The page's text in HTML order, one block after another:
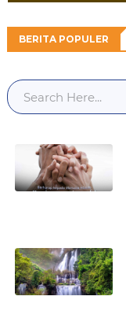
BERITA POPULER